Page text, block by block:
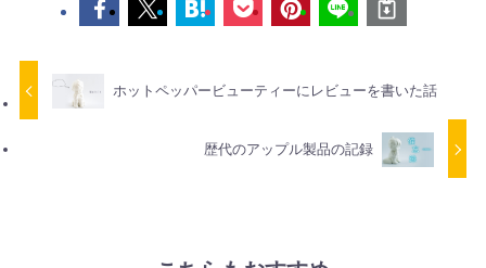
ホットペッパービューティーにレビューを書いた話
歴代のアップル製品の記録